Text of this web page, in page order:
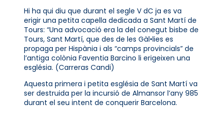
Hi ha qui diu que durant el segle V dC ja es va
erigir una petita capella dedicada a Sant Martí de
Tours: “Una advocació era la del conegut bisbe de
Tours, Sant Martí, que des de les Gàl•lies es
propaga per Hispània i als “camps provincials” de
l’antiga colònia Faventia Barcino li erigeixen una
església. (Carreras Candi)
Aquesta primera i petita església de Sant Martí va
ser destruida per la incursió de Almansor l’any 985
durant el seu intent de conquerir Barcelona.